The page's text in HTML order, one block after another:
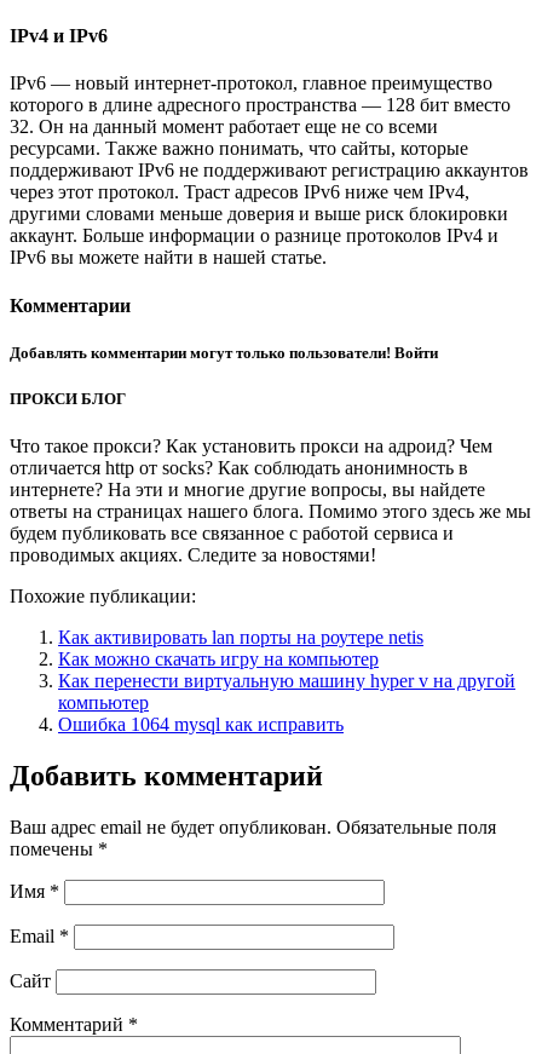
IPv4 и IPv6
IPv6 — новый интернет-протокол, главное преимущество
которого в длине адресного пространства — 128 бит вместо
32. Он на данный момент работает еще не со всеми
ресурсами. Также важно понимать, что сайты, которые
поддерживают IPv6 не поддерживают регистрацию аккаунтов
через этот протокол. Траст адресов IPv6 ниже чем IPv4,
другими словами меньше доверия и выше риск блокировки
аккаунт. Больше информации о разнице протоколов IPv4 и
IPv6 вы можете найти в нашей статье.
Комментарии
Добавлять комментарии могут только пользователи! Войти
ПРОКСИ БЛОГ
Что такое прокси? Как установить прокси на адроид? Чем
отличается http от socks? Как соблюдать анонимность в
интернете? На эти и многие другие вопросы, вы найдете
ответы на страницах нашего блога. Помимо этого здесь же мы
будем публиковать все связанное с работой сервиса и
проводимых акциях. Следите за новостями!
Похожие публикации:
Как активировать lan порты на роутере netis
Как можно скачать игру на компьютер
Как перенести виртуальную машину hyper v на другой
компьютер
Ошибка 1064 mysql как исправить
Добавить комментарий
Ваш адрес email не будет опубликован. Обязательные поля
помечены *
Имя *
Email *
Сайт
Комментарий *